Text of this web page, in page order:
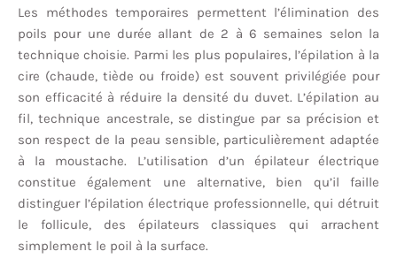
Les méthodes temporaires permettent l’élimination des
poils pour une durée allant de 2 à 6 semaines selon la
technique choisie. Parmi les plus populaires, l’épilation à la
cire (chaude, tiède ou froide) est souvent privilégiée pour
son efficacité à réduire la densité du duvet. L’épilation au
fil, technique ancestrale, se distingue par sa précision et
son respect de la peau sensible, particulièrement adaptée
à la moustache. L’utilisation d’un épilateur électrique
constitue également une alternative, bien qu’il faille
distinguer l’épilation électrique professionnelle, qui détruit
le follicule, des épilateurs classiques qui arrachent
simplement le poil à la surface.